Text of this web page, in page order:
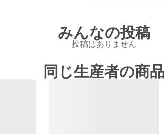
みんなの投稿
投稿はありません
同じ生産者の商品